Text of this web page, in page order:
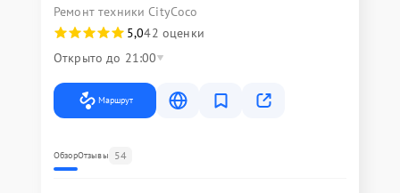
Ремонт техники CityCoco
5,042 оценки
Открыто до 21:00
Маршрут
ОбзорОтзывы 54